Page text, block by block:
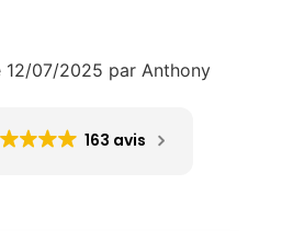
12/07/2025 par Anthony
163 avis